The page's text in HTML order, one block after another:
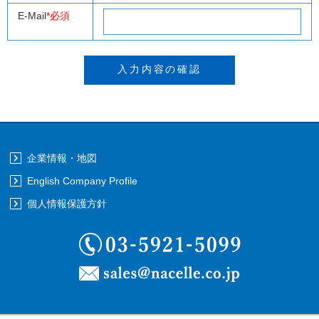
E-Mail*必須
企業情報・地図
English Company Profile
個人情報保護方針